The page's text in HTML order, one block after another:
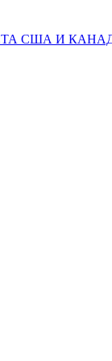
США И